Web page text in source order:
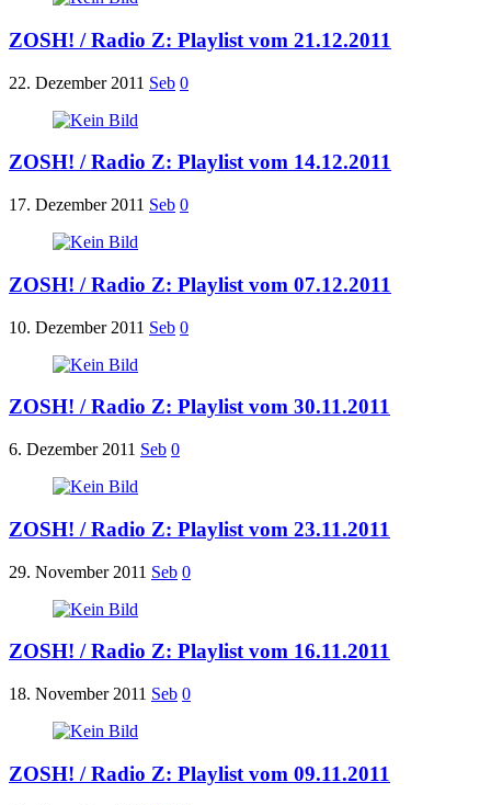
ZOSH! / Radio Z: Playlist vom 21.12.2011
22. Dezember 2011 Seb 0
ZOSH! / Radio Z: Playlist vom 14.12.2011
17. Dezember 2011 Seb 0
ZOSH! / Radio Z: Playlist vom 07.12.2011
10. Dezember 2011 Seb 0
ZOSH! / Radio Z: Playlist vom 30.11.2011
6. Dezember 2011 Seb 0
ZOSH! / Radio Z: Playlist vom 23.11.2011
29. November 2011 Seb 0
ZOSH! / Radio Z: Playlist vom 16.11.2011
18. November 2011 Seb 0
ZOSH! / Radio Z: Playlist vom 09.11.2011